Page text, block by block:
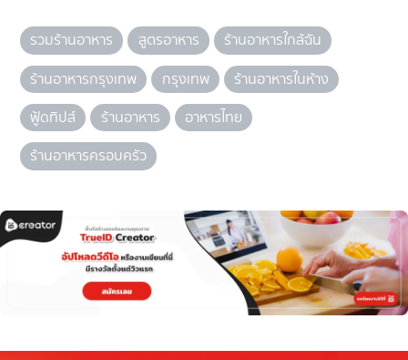
รวมร้านอาหาร สูตรอาหาร
ร้านอาหารใกล้ฉัน
ร้านอาหารกรุงเทพ
กรุงเทพ
ร้านอาหารในห้าง
ฟู้ดทิปส์
ร้านอาหาร
อาหารไทย
ร้านอาหารครอบครัว